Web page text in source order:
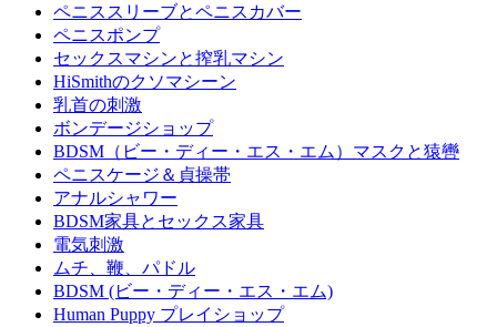
ペニススリーブとペニスカバー
ペニスポンプ
セックスマシンと搾乳マシン
HiSmithのクソマシーン
乳首の刺激
ボンデージショップ
BDSM（ビー・ディー・エス・エム）マスクと猿轡
ペニスケージ＆貞操帯
アナルシャワー
BDSM家具とセックス家具
電気刺激
ムチ、鞭、パドル
BDSM (ビー・ディー・エス・エム)
Human Puppy プレイショップ